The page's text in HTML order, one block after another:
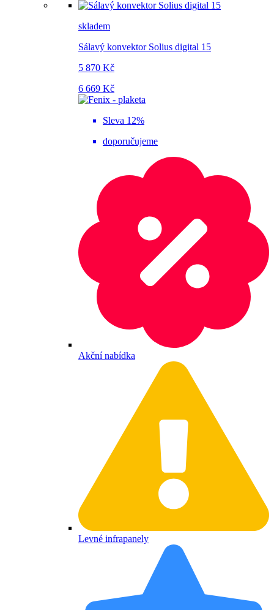
skladem
Sálavý konvektor Solius digital 15
5 870 Kč
6 669 Kč
Sleva 12%
doporučujeme
Akční nabídka
Levné infrapanely